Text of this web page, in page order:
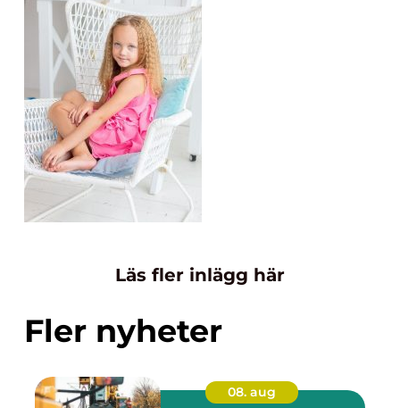
Läs fler inlägg här
Fler nyheter
08. aug